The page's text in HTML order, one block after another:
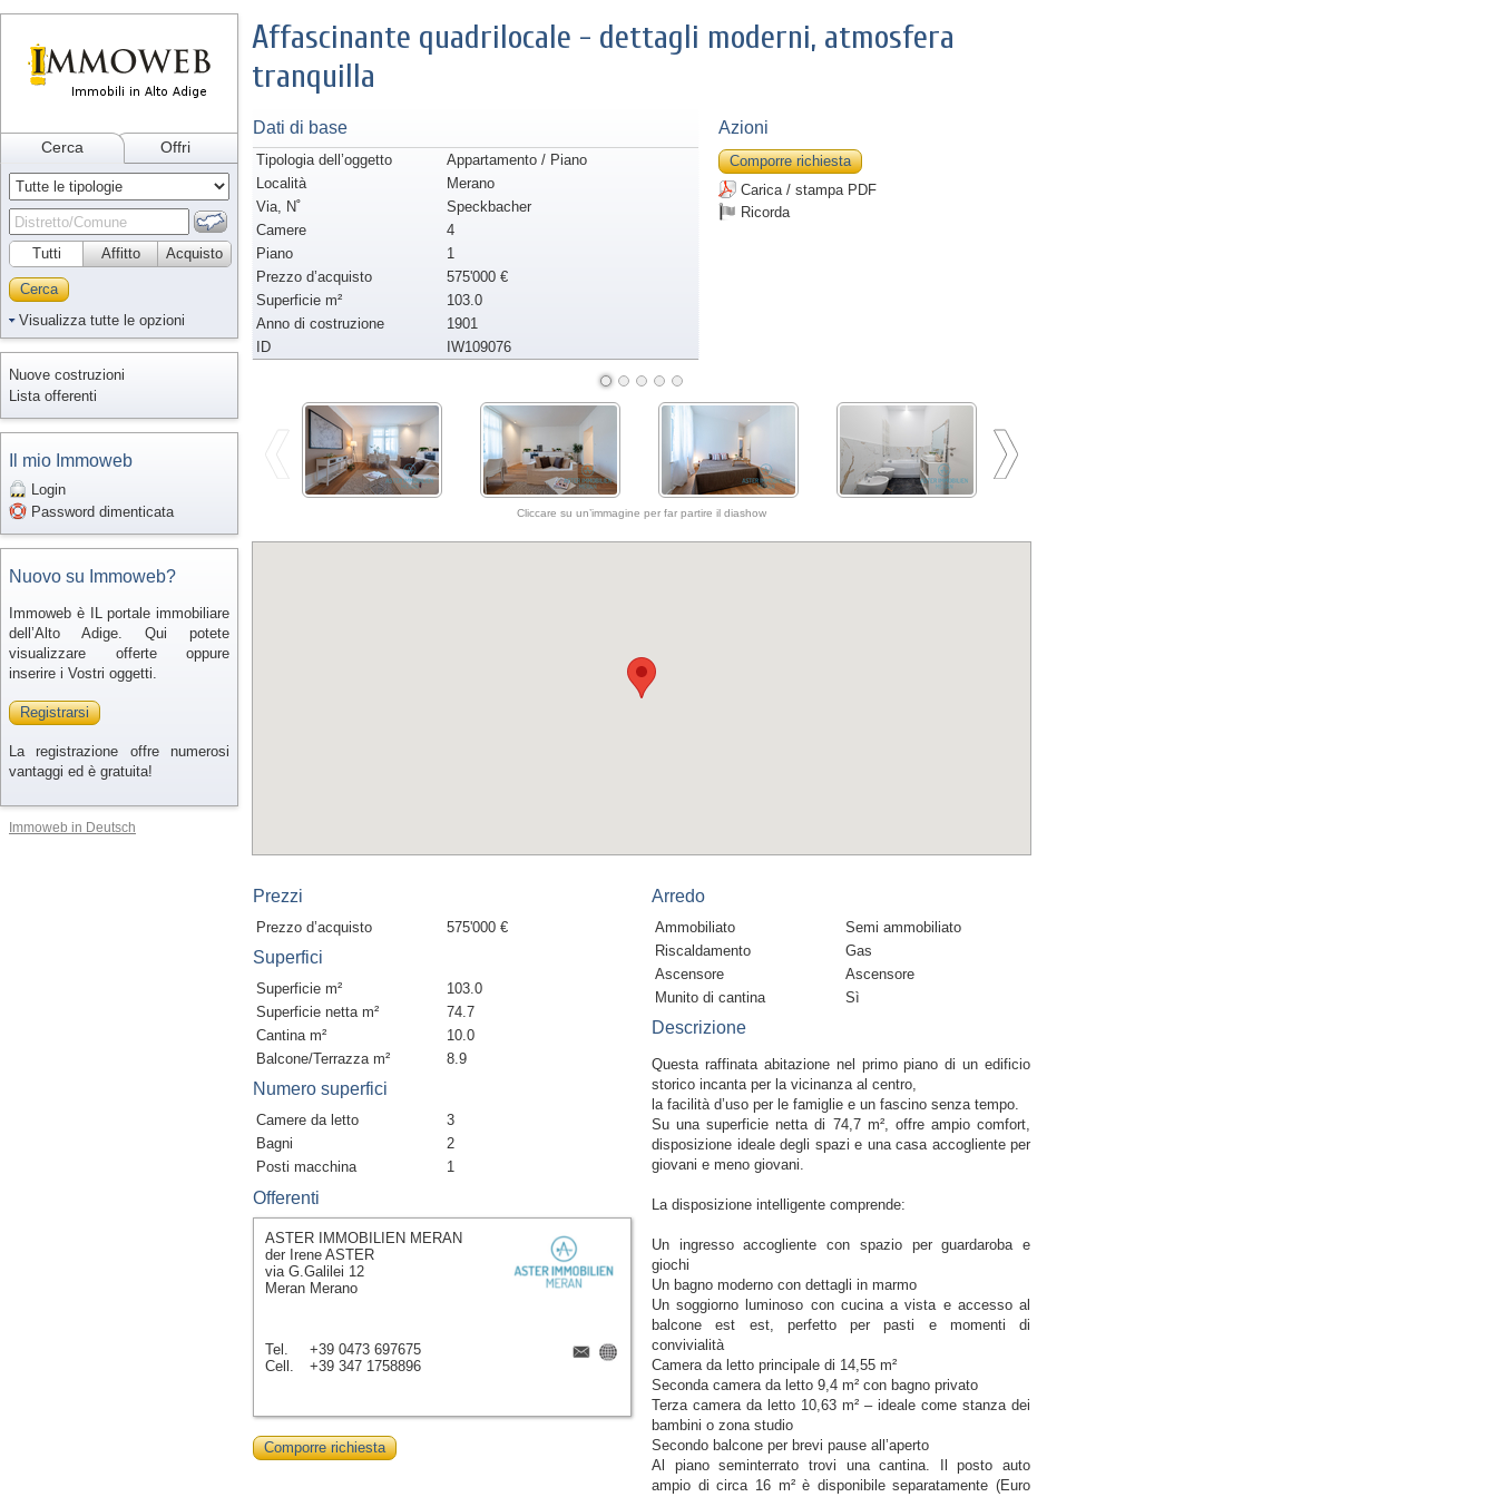
Cerca Offri
Tutti Acquisto
Affitto
Cerca
Visualizza tutte le opzioni
Nuove costruzioni
Lista offerenti
Il mio Immoweb
Login
Password dimenticata
Nuovo su Immoweb?
Immoweb è IL portale immobiliare
dell’Alto Adige. Qui potete
visualizzare offerte oppure
inserire i Vostri oggetti.
Registrarsi
La registrazione offre numerosi
vantaggi ed è gratuita!
Immoweb in Deutsch
Affascinante quadrilocale - dettagli moderni, atmosfera
tranquilla
Dati di base
Tipologia dell’oggetto
Appartamento / Piano
Località
Merano
Via, N˚
Speckbacher
Camere
4
Piano
1
Prezzo d’acquisto
575'000 €
Superficie m²
103.0
Anno di costruzione
1901
ID
IW109076
Azioni
Comporre richiesta
Carica / stampa PDF
Ricorda
Cliccare su un’immagine per far partire il diashow
Prezzi
Prezzo d’acquisto 575'000 €
Superfici
Superficie m²
103.0
Superficie netta m²
74.7
Cantina m²
10.0
Balcone/Terrazza m²
8.9
Numero superfici
Camere da letto
3
Bagni
2
Posti macchina
1
Arredo
Ammobiliato
Semi ammobiliato
Riscaldamento
Gas
Ascensore
Ascensore
Munito di cantina
Sì
Descrizione
Questa raffinata abitazione nel primo piano di un edificio
storico incanta per la vicinanza al centro,
la facilità d’uso per le famiglie e un fascino senza tempo.
Su una superficie netta di 74,7 m², offre ampio comfort,
disposizione ideale degli spazi e una casa accogliente per
giovani e meno giovani.
La disposizione intelligente comprende:
Un ingresso accogliente con spazio per guardaroba e
giochi
Un bagno moderno con dettagli in marmo
Un soggiorno luminoso con cucina a vista e accesso al
balcone est est, perfetto per pasti e momenti di
convivialità
Camera da letto principale di 14,55 m²
Seconda camera da letto 9,4 m² con bagno privato
Terza camera da letto 10,63 m² – ideale come stanza dei
bambini o zona studio
Secondo balcone per brevi pause all’aperto
Al piano seminterrato trovi una cantina. Il posto auto
ampio di circa 16 m² è disponibile separatamente (Euro
Offerenti
ASTER IMMOBILIEN MERAN
der Irene ASTER
via G.Galilei 12
Meran Merano
Tel.
+39 0473 697675
Cell.
+39 347 1758896
Comporre richiesta